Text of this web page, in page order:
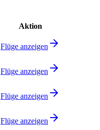
Aktion
Flüge anzeigen
Flüge anzeigen
Flüge anzeigen
Flüge anzeigen